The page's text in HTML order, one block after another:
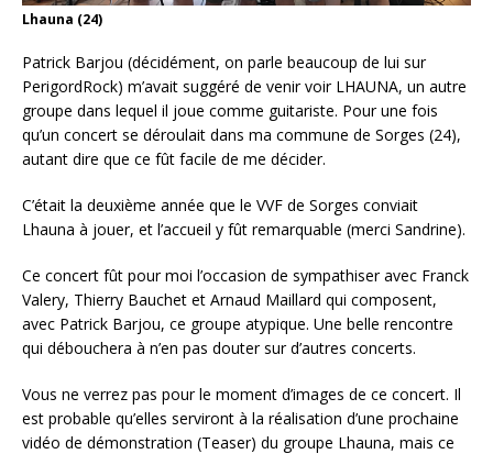
Lhauna (24)
Patrick Barjou (décidément, on parle beaucoup de lui sur
PerigordRock) m’avait suggéré de venir voir LHAUNA, un autre
groupe dans lequel il joue comme guitariste. Pour une fois
qu’un concert se déroulait dans ma commune de Sorges (24),
autant dire que ce fût facile de me décider.
C’était la deuxième année que le VVF de Sorges conviait
Lhauna à jouer, et l’accueil y fût remarquable (merci Sandrine).
Ce concert fût pour moi l’occasion de sympathiser avec Franck
Valery, Thierry Bauchet et Arnaud Maillard qui composent,
avec Patrick Barjou, ce groupe atypique. Une belle rencontre
qui débouchera à n’en pas douter sur d’autres concerts.
Vous ne verrez pas pour le moment d’images de ce concert. Il
est probable qu’elles serviront à la réalisation d’une prochaine
vidéo de démonstration (Teaser) du groupe Lhauna, mais ce